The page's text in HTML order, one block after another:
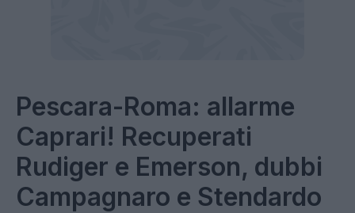
Pescara-Roma: allarme
Caprari! Recuperati
Rudiger e Emerson, dubbi
Campagnaro e Stendardo